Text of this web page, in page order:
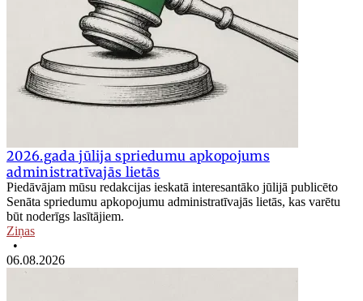
2026.gada jūlija spriedumu apkopojums
administratīvajās lietās
Piedāvājam mūsu redakcijas ieskatā interesantāko jūlijā publicēto
Senāta spriedumu apkopojumu administratīvajās lietās, kas varētu
būt noderīgs lasītājiem.
Ziņas
•
06.08.2026